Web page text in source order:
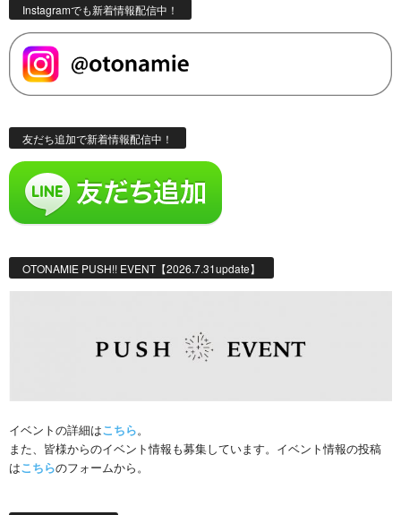
Instagramでも新着情報配信中！
友だち追加で新着情報配信中！
OTONAMIE PUSH!! EVENT【2026.7.31update】
イベントの詳細はこちら。
また、皆様からのイベント情報も募集しています。イベント情報の投稿
はこちらのフォームから。